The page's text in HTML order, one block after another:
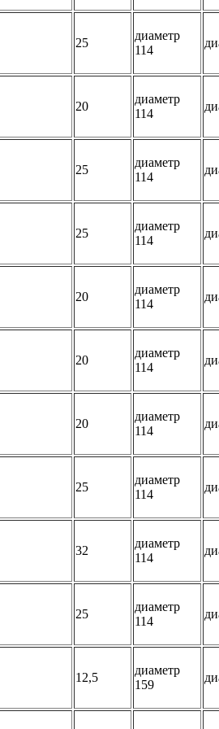
25
диаметр
114
20
диаметр
114
25
диаметр
114
25
диаметр
114
20
диаметр
114
20
диаметр
114
20
диаметр
114
25
диаметр
114
32
диаметр
114
25
диаметр
114
12,5
диаметр
159